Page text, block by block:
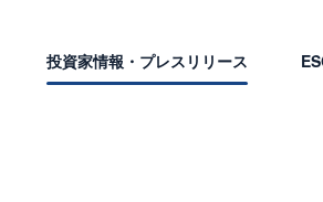
投資家情報・プレスリリース